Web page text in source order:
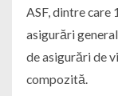
ASF, dintre care
asigurări
de asigurări de
compozită.